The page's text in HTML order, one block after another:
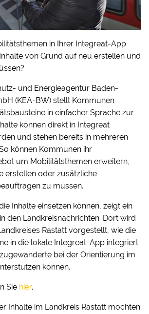
in Ihrer Integreat-App
von Grund auf neu erstellen und
und Energieagentur Baden-
(KEA-BW) stellt Kommunen
in einfacher Sprache zur
können direkt in Integreat
und stehen bereits in mehreren
können Kommunen ihr
um Mobilitätsthemen erweitern,
erstellen oder zusätzliche
zu müssen.
Inhalte einsetzen können, zeigt ein
den Landkreisnachrichten. Dort wird
Rastatt vorgestellt, wie die
in die lokale Integreat-App integriert
bei der Orientierung im
können.
Sie hier.
Inhalte im Landkreis Rastatt möchten